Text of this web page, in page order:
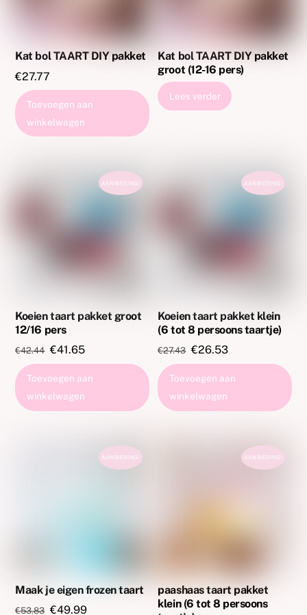
Kat bol TAART DIY pakket
€27.77
Toevoegen aan
winkelwagen
Kat bol TAART DIY pakket
groot (12-16 pers)
Lees verder
AANBIEDING!
Koeien taart pakket groot
12/16 pers
€42.44 Oorspronkelijke
prijs
was:
€42.44.
€41.65Huidige
prijs
is:
Toevoegen aan
winkelwagen
AANBIEDING!
Koeien taart pakket klein
(6 tot 8 persoons taartje)
€27.43 Oorspronkelijke
prijs
was:
€27.43.
€26.53Huidige
prijs
is:
Toevoegen aan
winkelwagen
AANBIEDING!
Maak je eigen frozen taart
€53.83 Oorspronkelijke
€49.99Huidige
AANBIEDING!
paashaas taart pakket
klein (6 tot 8 persoons